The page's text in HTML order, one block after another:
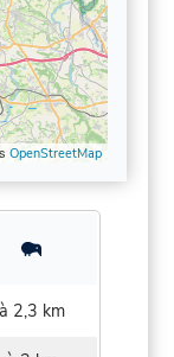
OpenStreetMap
à 2,3 km